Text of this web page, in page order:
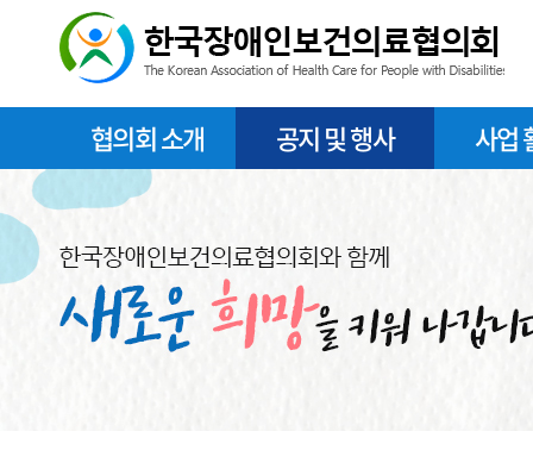
협의회 소개 공지 및 행사 사업